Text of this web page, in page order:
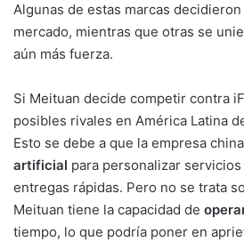
Algunas de estas marcas
mercado, mientras que otras se
aún más fuerza.
Si Meituan decide competir contra
posibles rivales en América Latina
Esto se debe a que la empresa
artificial para personalizar servicios
entregas rápidas. Pero no se trata
Meituan tiene la capacidad de
tiempo, lo que podría poner en